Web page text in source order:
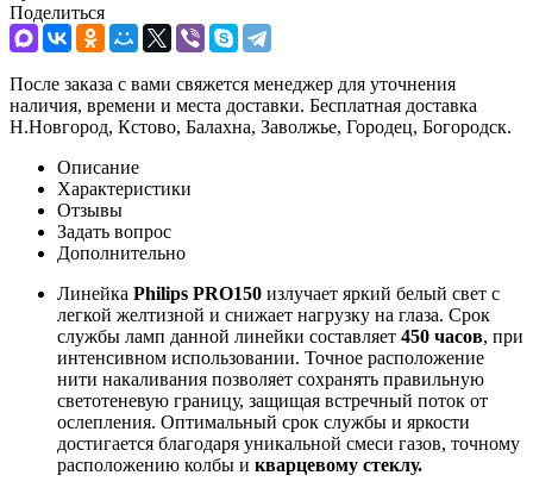
Поделиться
После заказа с вами свяжется менеджер для уточнения
наличия, времени и места доставки. Бесплатная доставка
Н.Новгород, Кстово, Балахна, Заволжье, Городец, Богородск.
Описание
Характеристики
Отзывы
Задать вопрос
Дополнительно
Линейка Philips PRO150 излучает яркий белый свет с
легкой желтизной и снижает нагрузку на глаза. Срок
службы ламп данной линейки составляет 450 часов, при
интенсивном использовании. Точное расположение
нити накаливания позволяет сохранять правильную
светотеневую границу, защищая встречный поток от
ослепления. Оптимальный срок службы и яркости
достигается благодаря уникальной смеси газов, точному
расположению колбы и кварцевому стеклу.